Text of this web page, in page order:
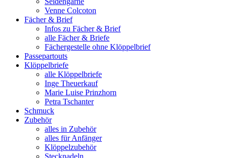
Venne Colcoton
Fächer & Brief
Infos zu Fächer & Brief
alle Fächer & Briefe
Fächergestelle ohne Klöppelbrief
Passepartouts
Klöppelbriefe
alle Klöppelbriefe
Inge Theuerkauf
Marie Luise Prinzhorn
Petra Tschanter
Schmuck
Zubehör
alles in Zubehör
alles für Anfänger
Klöppelzubehör
Stecknadeln